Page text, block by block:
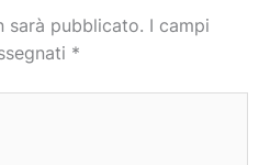
sarà pubblicato. I campi
*